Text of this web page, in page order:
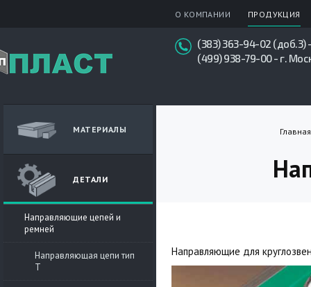
МАТЕРИАЛЫ
ДЕТАЛИ
Направляющие цепей и
ремней
Направляющая цепи тип
T
О КОМПАНИИ ПРОДУКЦИЯ
(383) 363-94-02 (доб.3)
(499) 938-79-00 - г.
Главная
Направляющие для